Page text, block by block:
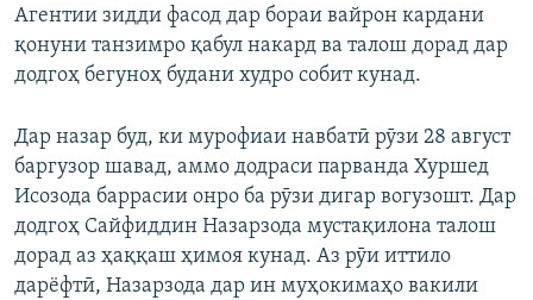
Агентии зидди фасод дар бораи вайрон кардани
қонуни танзимро қабул накард ва талош дорад дар
додгоҳ бегуноҳ будани худро собит кунад.
Дар назар буд, ки мурофиаи навбатӣ рӯзи 28 август
баргузор шавад, аммо додраси парванда Хуршед
Исозода баррасии онро ба рӯзи дигар вогузошт. Дар
додгоҳ Сайфиддин Назарзода мустақилона талош
дорад аз ҳаққаш ҳимоя кунад. Аз рӯи иттило
дарёфтӣ, Назарзода дар ин муҳокимаҳо вакили